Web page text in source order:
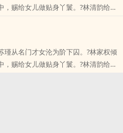
赐给女儿做贴身丫鬟。?林清韵给苏
茶水温必须分毫不差。她看着苏瑾
倒是能忍。?后来，三皇子兵变夺
在脚踏上的丫鬟，成了新朝新贵；
囚。?身份逆转，地位互换。?所有人
。?
瑾从名门才女沦为阶下囚。?林家权倾
赐给女儿做贴身丫鬟。?林清韵给苏